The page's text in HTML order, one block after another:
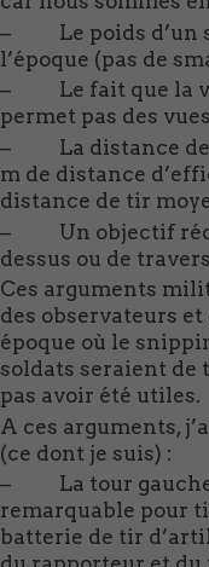
– Le poids d’un
l’époque (pas de
– Le fait que la
permet pas des
– La distance de
m de distance
distance de tir
– Un objectif
dessus ou de
Ces arguments
des observateurs
époque où le
soldats seraient de
pas avoir été utiles.
A ces arguments,
(ce dont je suis) :
– La tour gauche
remarquable pour
batterie de tir